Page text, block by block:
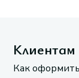
Клиентам
Как